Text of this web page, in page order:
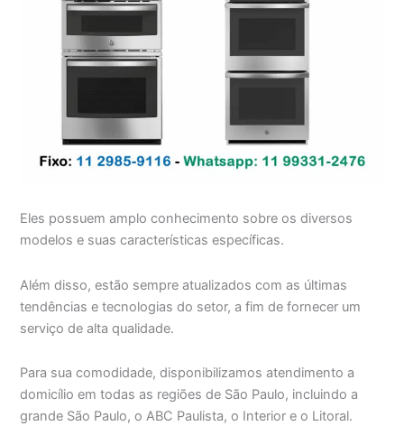
Eles possuem amplo conhecimento sobre os diversos
modelos e suas características específicas.
Além disso, estão sempre atualizados com as últimas
tendências e tecnologias do setor, a fim de fornecer um
serviço de alta qualidade.
Para sua comodidade, disponibilizamos atendimento a
domicílio em todas as regiões de São Paulo, incluindo a
grande São Paulo, o ABC Paulista, o Interior e o Litoral.